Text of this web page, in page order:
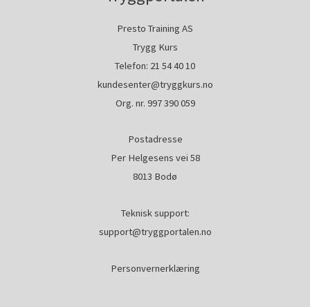
Presto Training AS
Trygg Kurs
Telefon: 21 54 40 10
kundesenter@tryggkurs.no
Org. nr. 997 390 059
Postadresse
Per Helgesens vei 58
8013 Bodø
Teknisk support:
support@tryggportalen.no
Personvernerklæring